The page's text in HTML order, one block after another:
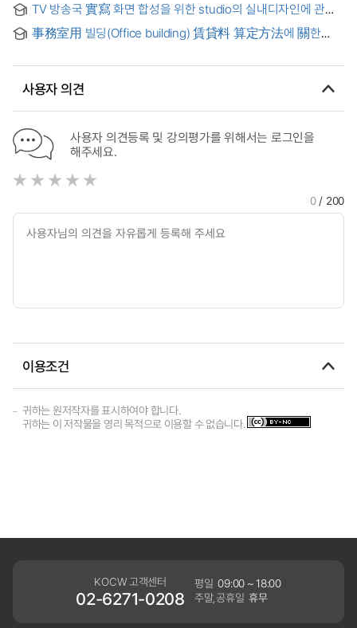
TV 방송국 實寫 화면 합성을 위한 studio의 실내디자인에 관한
연구
事務室用 빌딩(Office building) 賃貸料 算定方法에 關한
사용자 의견
사용자 의견등록 및 강의평가를 위해서는 로그인을
해주세요.
0/ 200
이용조건
귀하는 원저작자를 표시하여야 합니다.
귀하는 이 저작물을 영리 목적으로 이용할 수 없습니다.
KOCW 고객센터
02-6271-0208
평일 09:00 ~ 18:00
주말,공휴일 휴무